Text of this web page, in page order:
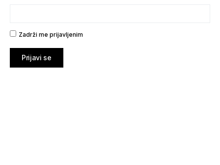
Zadrži me prijavljenim
Prijavi se